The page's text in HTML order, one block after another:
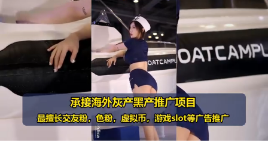
Loaded
90.00%